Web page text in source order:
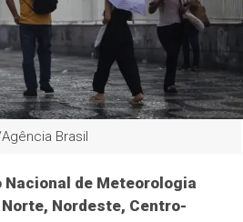
Brasil
de Meteorologia
Nordeste, Centro-